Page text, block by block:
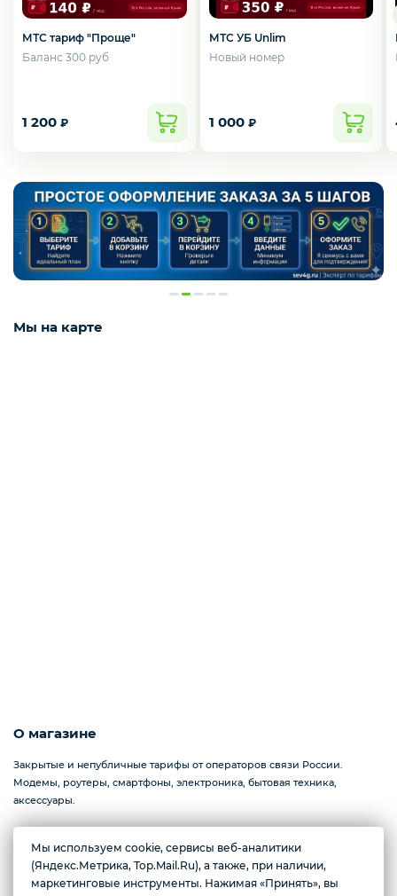
МТС тариф "Проще"
Баланс 300 руб
1 200 ₽
МТС УБ Unlim
Новый номер
1 000 ₽
Мы на карте
О магазине
Закрытые и непубличные тарифы от операторов связи России.
Модемы, роутеры, смартфоны, электроника, бытовая техника,
аксессуары.
Севастополь, проспект Генерала Острякова, 233
Мы используем cookie, сервисы веб-аналитики
(Яндекс.Метрика, Top.Mail.Ru), а также, при наличии,
маркетинговые инструменты. Нажимая «Принять», вы
Желаете подозвать сотрудника